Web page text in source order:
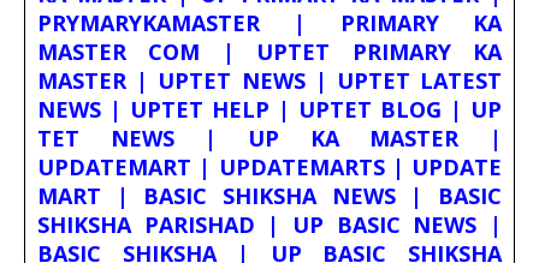
PRYMARYKAMASTER | PRIMARY KA
MASTER COM | UPTET PRIMARY KA
MASTER | UPTET NEWS | UPTET LATEST
NEWS | UPTET HELP | UPTET BLOG | UP
TET NEWS | UP KA MASTER |
UPDATEMART | UPDATEMARTS | UPDATE
MART | BASIC SHIKSHA NEWS | BASIC
SHIKSHA PARISHAD | UP BASIC NEWS |
BASIC SHIKSHA | UP BASIC SHIKSHA